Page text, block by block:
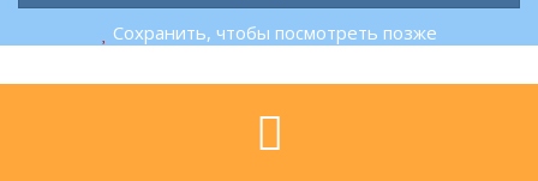
Сохранить, чтобы посмотреть позже